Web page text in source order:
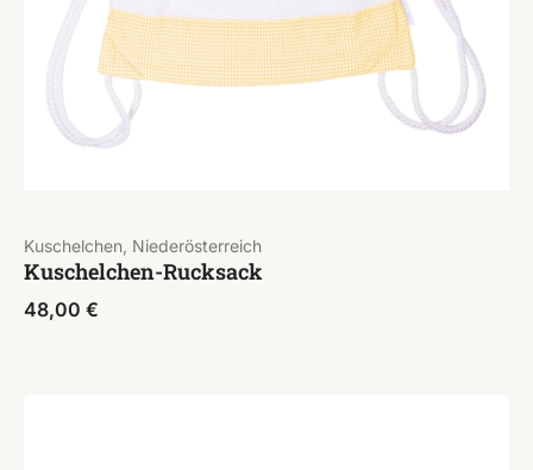
Kuschelchen, Niederösterreich
Kuschelchen-Rucksack
48,00 €